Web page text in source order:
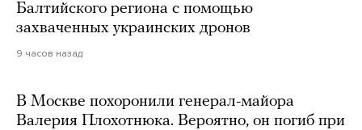
Балтийского региона с помощью
захваченных украинских дронов
9 часов назад
В Москве похоронили генерал-майора
Валерия Плохотнюка. Вероятно, он погиб при